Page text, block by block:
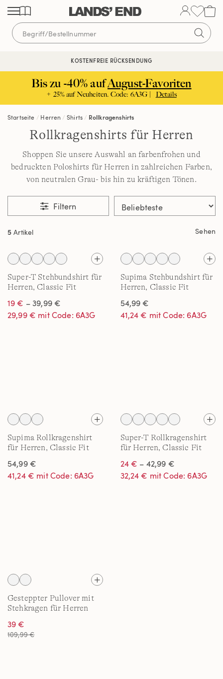
Direkt
zum
Inhalt
Direkt
zur
Navigation
Direkt
zur
Suche
KOSTENLOSE LIEFERUNG AB 120€ | VERTRAUEN SEIT 1963
KOSTENFREIE RÜCKSENDUNG
Bis zu -40% aufAugust-Favoriten
+ 25% auf Neuheiten. Code: 6A3G | Details
Startseite Herren Shirts Rollkragenshirts
Rollkragenshirts für Herren
Shoppen Sie unsere Auswahl an farbenfrohen und
bedruckten Poloshirts für Herren in zahlreichen Farben,
von neutralen Grau- bis hin zu kräftigen Tönen.
Filtern
5 Artikel Sehen
Super-T Stehbundshirt für
Herren, Classic Fit
19 € – 39,99 €
29,99 € mit Code: 6A3G
Supima Stehbundshirt für
Herren, Classic Fit
54,99 €
41,24 € mit Code: 6A3G
Supima Rollkragenshirt
für Herren, Classic Fit
54,99 €
41,24 € mit Code: 6A3G
Super-T Rollkragenshirt
für Herren, Classic Fit
24 € – 42,99 €
32,24 € mit Code: 6A3G
Gesteppter Pullover mit
Stehkragen für Herren
39 €
109,99 €